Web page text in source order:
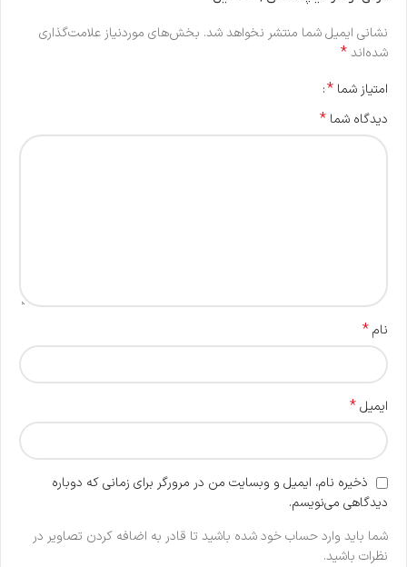
نشانی ایمیل شما منتشر نخواهد شد. بخش‌های موردنیاز علامت‌گذاری
شده‌اند*
امتیاز شما *
دیدگاه شما *
نام*
ایمیل*
ذخیره نام، ایمیل و وبسایت من در مرورگر برای زمانی که دوباره
دیدگاهی می‌نویسم.
شما باید وارد حساب خود شده باشید تا قادر به اضافه کردن تصاویر در
نظرات باشید.